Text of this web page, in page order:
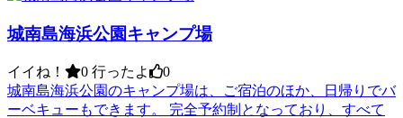
城南島海浜公園キャンプ場
イイね！ 0 行ったよ
0
城南島海浜公園のキャンプ場は、ご宿泊のほか、日帰りでバ
ーベキューもできます。 完全予約制となっており、すべて